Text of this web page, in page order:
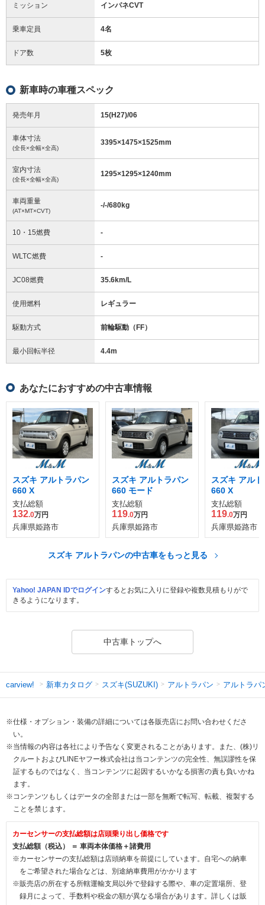
ミッション インパネCVT
乗車定員 4名
ドア数 5枚
新車時の車種スペック
発売年月 15(H27)/06
車体寸法
(全長×全幅×全高)
3395×1475×1525mm
室内寸法
(全長×全幅×全高)
1295×1295×1240mm
車両重量
(AT×MT×CVT)
-/-/680kg
10・15燃費 -
WLTC燃費 -
JC08燃費 35.6km/L
使用燃料 レギュラー
駆動方式 前輪駆動（FF）
最小回転半径 4.4m
あなたにおすすめの中古車情報
スズキ アルトラパン
660 X
支払総額
132.0万円
兵庫県姫路市
スズキ アルトラパン
660 モード
支払総額
119.0万円
兵庫県姫路市
スズキ アル
660 X
支払総額
119.0万円
兵庫県姫路市
スズキ アルトラパンの中古車をもっと見る
Yahoo! JAPAN IDでログインするとお気に入りに登録や複数見積もりがで
きるようになります。
中古車トップへ
carview! 新車カタログ スズキ(SUZUKI) アルトラパン アルトラパ
※仕様・オプション・装備の詳細については各販売店にお問い合わせくださ
い。
※当情報の内容は各社により予告なく変更されることがあります。また、(株)リ
クルートおよびLINEヤフー株式会社は当コンテンツの完全性、無誤謬性を保
証するものではなく、当コンテンツに起因するいかなる損害の責も負いかね
ます。
※コンテンツもしくはデータの全部または一部を無断で転写、転載、複製する
ことを禁じます。
カーセンサーの支払総額は店頭乗り出し価格です
支払総額（税込） ＝ 車両本体価格＋諸費用
※カーセンサーの支払総額は店頭納車を前提にしています。自宅への納車
をご希望された場合などは、別途納車費用がかかります
※販売店の所在する所轄運輸支局以外で登録する際や、車の定置場所、登
録月によって、手数料や税金の額が異なる場合があります。詳しくは販